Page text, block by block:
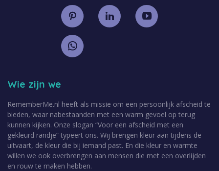
Wie zijn we
RememberMe.nl heeft als missie om een persoonlijk afscheid te
bieden, waar nabestaanden met een warm gevoel op terug
kunnen kijken. Onze slogan “Voor een afscheid met een
gekleurd randje” typeert ons. Wij brengen kleur aan tijdens de
uitvaart, de kleur die bij iemand past. En die kleur en warmte
willen we ook overbrengen aan mensen die met een overlijden
en rouw te maken hebben.